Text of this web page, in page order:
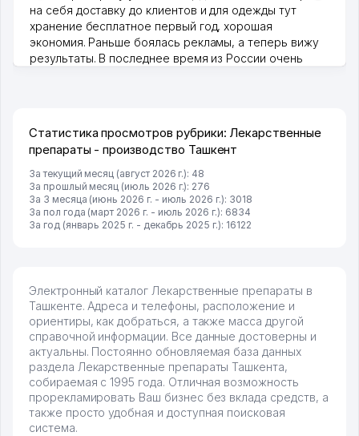
на себя доставку до клиентов и для одежды тут
хранение бесплатное первый год, хорошая
экономия. Раньше боялась рекламы, а теперь вижу
результаты. В последнее время из России очень
Статистика просмотров рубрики: Лекарственные
препараты - производство Ташкент
За текущий месяц (август 2026 г.): 48
За прошлый месяц (июль 2026 г.): 276
За 3 месяца (июнь 2026 г. - июль 2026 г.): 3018
За пол года (март 2026 г. - июль 2026 г.): 6834
За год (январь 2025 г. - декабрь 2025 г.): 16122
Электронный каталог Лекарственные препараты в
Ташкенте. Адреса и телефоны, расположение и
ориентиры, как добраться, а также масса другой
справочной информации. Все данные достоверны и
актуальны. Постоянно обновляемая база данных
раздела Лекарственные препараты Ташкента,
собираемая с 1995 года. Отличная возможность
прорекламировать Ваш бизнес без вклада средств, а
также просто удобная и доступная поисковая
система.